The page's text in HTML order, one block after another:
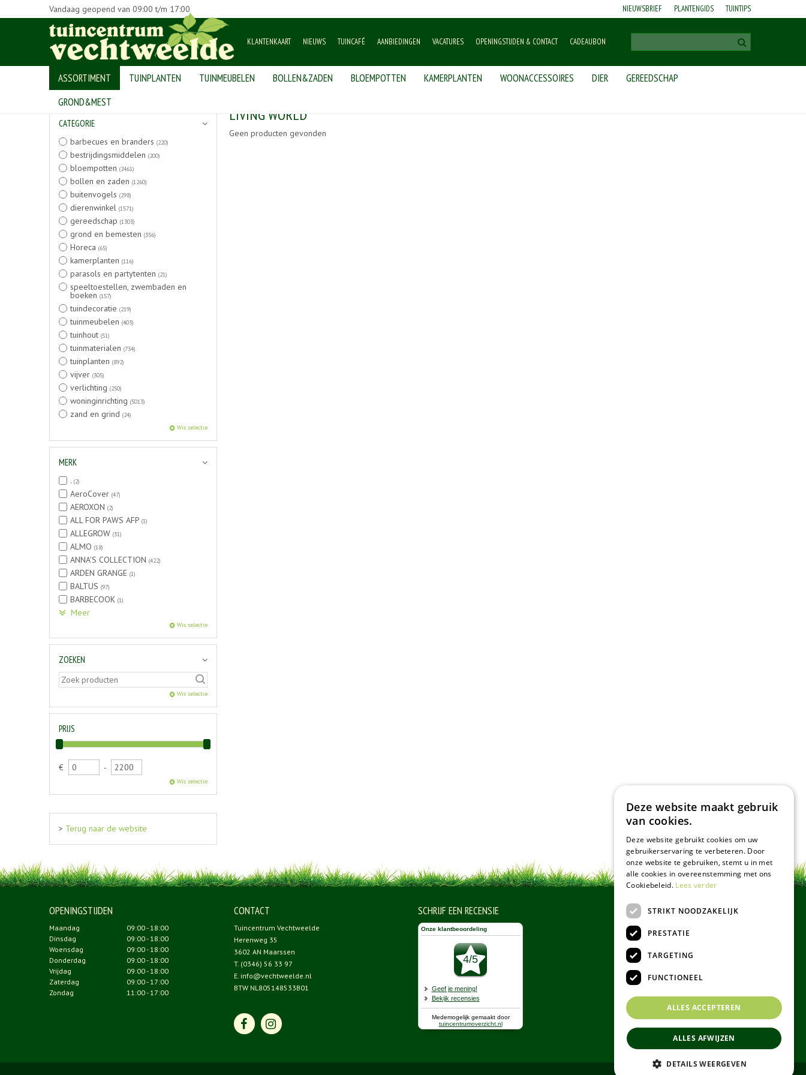
Home > Producten
Vandaag geopend van 09:00 t/m 17:00 NIEUWSBRIEF PLANTENGIDS TUINTIPS
KLANTENKAART NIEUWS TUINCAFÉ AANBIEDINGEN VACATURES OPENINGSTIJDEN & CONTACT CADEAUBON
ASSORTIMENT TUINPLANTEN TUINMEUBELEN BOLLEN&ZADEN BLOEMPOTTEN KAMERPLANTEN WOONACCESSOIRES DIER
GEREEDSCHAP
GROND&MEST
LIVING WORLD
Geen producten gevonden
CATEGORIE
barbecues en branders (220)
bestrijdingsmiddelen (200)
bloempotten (2461)
bollen en zaden (1260)
buitenvogels (298)
dierenwinkel (1571)
gereedschap (1303)
grond en bemesten (356)
Horeca (65)
kamerplanten (116)
parasols en partytenten (21)
speeltoestellen, zwembaden en
boeken (157)
tuindecoratie (219)
tuinmeubelen (403)
tuinhout (51)
tuinmaterialen (734)
tuinplanten (892)
vijver (305)
verlichting (250)
woninginrichting (5013)
zand en grind (24)
Wis selectie
MERK
. (2)
AeroCover (47)
AEROXON (2)
ALL FOR PAWS AFP (1)
ALLEGROW (31)
ALMO (18)
ANNA'S COLLECTION (422)
ARDEN GRANGE (1)
BALTUS (97)
BARBECOOK (1)
Meer
Wis selectie
ZOEKEN
Wis selectie
PRIJS
€ -
Wis selectie
> Terug naar de website
OPENINGSTIJDEN
Maandag
09:00 - 18:00
Dinsdag
09:00 - 18:00
Woensdag
09:00 - 18:00
Donderdag
09:00 - 18:00
Vrijdag
09:00 - 18:00
Zaterdag
09:00 - 17:00
Zondag
11:00 - 17:00
CONTACT
Tuincentrum Vechtweelde
Herenweg 35
3602 AN Maarssen
T. (0346) 56 33 97
E. info@vechtweelde.nl
BTW NL805148533B01
SCHRIJF EEN RECENSIE
Deze website maakt gebruik
van cookies.
Deze website gebruikt cookies om uw
gebruikerservaring te verbeteren. Door
onze website te gebruiken, stemt u in met
alle cookies in overeenstemming met ons
Cookiebeleid. Lees verder
STRIKT NOODZAKELIJK
PRESTATIE
TARGETING
FUNCTIONEEL
ALLES ACCEPTEREN
ALLES AFWIJZEN
DETAILS WEERGEVEN